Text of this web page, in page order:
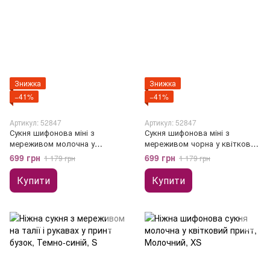
Знижка
−41%
Артикул: 52847
Сукня шифонова міні з
мереживом молочна у
квітковий принт
699 грн 1 179 грн
Купити
Знижка
−41%
Артикул: 52847
Сукня шифонова міні з
мереживом чорна у квітковий
принт
699 грн 1 179 грн
Купити